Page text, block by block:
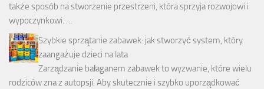
także sposób na stworzenie przestrzeni, która sprzyja rozwojowi i
wypoczynkowi. …
Szybkie sprzątanie zabawek: jak stworzyć system, który
zaangażuje dzieci na lata
Zarządzanie bałaganem zabawek to wyzwanie, które wielu
rodziców zna z autopsji. Aby skutecznie i szybko uporządkować